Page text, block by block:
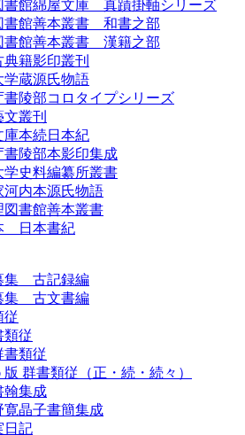
書館綿屋文庫 真蹟掛軸シリーズ
書館善本叢書 和書之部
書館善本叢書 漢籍之部
典籍影印叢刊
学蔵源氏物語
書陵部コロタイプシリーズ
文叢刊
庫本続日本紀
書陵部本影印集成
学史料編纂所叢書
河内本源氏物語
図書館善本叢書
日本書紀
集 古記録編
集 古文書編
従
類従
書類従
版 群書類従（正・続・続々）
翰集成
寛晶子書簡集成
日記